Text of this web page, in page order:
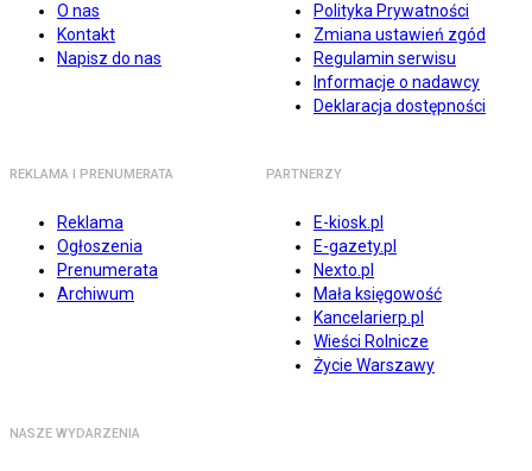
O nas
Kontakt
Napisz do nas
Polityka Prywatności
Zmiana ustawień zgód
Regulamin serwisu
Informacje o nadawcy
Deklaracja dostępności
REKLAMA I PRENUMERATA
Reklama
Ogłoszenia
Prenumerata
Archiwum
PARTNERZY
E-kiosk.pl
E-gazety.pl
Nexto.pl
Mała księgowość
Kancelarierp.pl
Wieści Rolnicze
Życie Warszawy
NASZE WYDARZENIA